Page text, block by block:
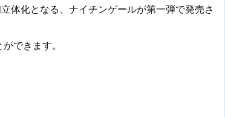
体化となる、ナイチンゲールが第一弾で発売さ
できます。